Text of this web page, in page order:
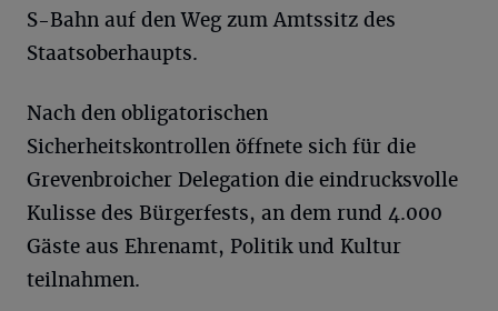
S-Bahn auf den Weg zum Amtssitz des
Staatsoberhaupts.
Nach den obligatorischen
Sicherheitskontrollen öffnete sich für die
Grevenbroicher Delegation die eindrucksvolle
Kulisse des Bürgerfests, an dem rund 4.000
Gäste aus Ehrenamt, Politik und Kultur
teilnahmen.